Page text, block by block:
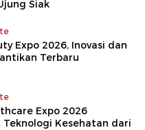
Siak
Expo 2026, Inovasi dan
Terbaru
Expo 2026
Teknologi Kesehatan dari